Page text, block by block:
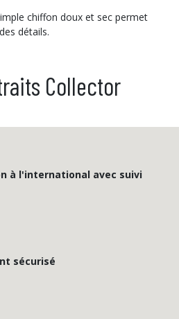
chiffon doux et sec permet
détails.
Collector
à l'international avec suivi
sécurisé